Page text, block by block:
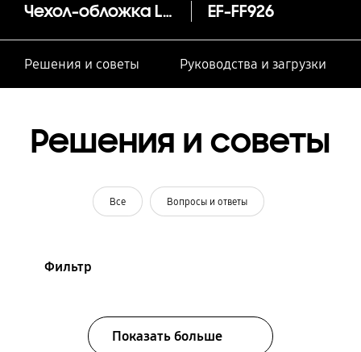
Чехол-обложка Leather Flip Cover Z Fold3 EF-FF926
Решения и советы Руководства и загрузки
Решения и советы
Все Вопросы и ответы
Фильтр
Показать больше